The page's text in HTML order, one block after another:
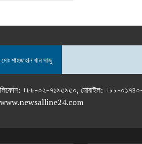
শাহজাহান খান সাজু
১০০০। টেলিফোন: +৮৮-০২-৭১৯৫৯৫০, মোবাইল:
www.newsalline24.com